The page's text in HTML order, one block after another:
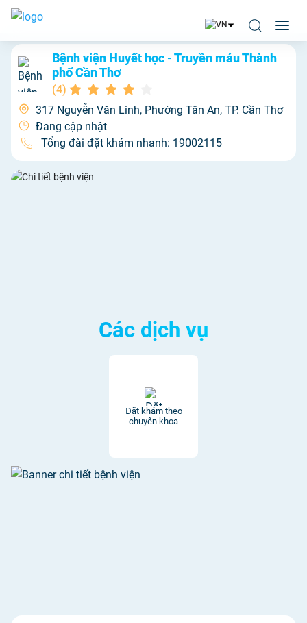
Bệnh viện Huyết học - Truyền máu Thành
phố Cần Thơ
(4)
317 Nguyễn Văn Linh, Phường Tân An, TP. Cần Thơ
Đang cập nhật
Tổng đài đặt khám nhanh: 19002115
Các dịch vụ
Đặt khám theo
chuyên khoa